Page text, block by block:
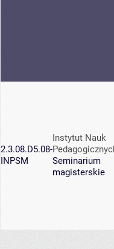
2.3.08.D5.08-
INPSM
Instytut Nauk
Seminarium
magisterskie